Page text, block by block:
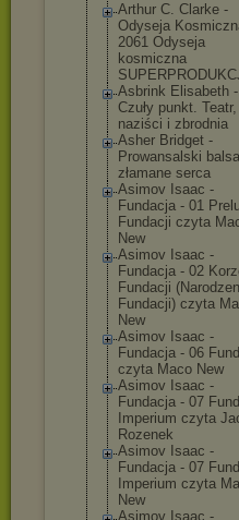
Arthur C. Clarke -
Odyseja
2061 Odyseja
kosmiczna
Asbrink Elisabeth -
Czuły punkt. Teatr,
naziści i zbrodnia
Asher Bridget -
Prowansalski
złamane serca
Asimov Isaac -
Fundacja - 01
Fundacji czyta
New
Asimov Isaac -
Fundacja - 02
Fundacji
Fundacji) czyta
New
Asimov Isaac -
Fundacja - 06
czyta Maco New
Asimov Isaac -
Fundacja - 07
Imperium czyta
Rozenek
Asimov Isaac -
Fundacja - 07
Imperium czyta
New
Asimov Isaac -